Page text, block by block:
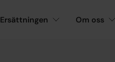
Ersättningen Om oss